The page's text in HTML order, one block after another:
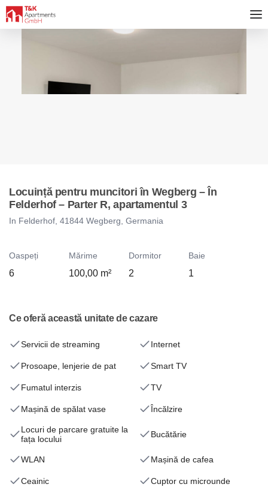
Locuință pentru muncitori în Wegberg – În
Felderhof – Parter R, apartamentul 3
In Felderhof, 41844 Wegberg, Germania
Oaspeți
6
Mărime
100,00 m²
Dormitor
2
Baie
1
Ce oferă această unitate de cazare
Servicii de streaming Internet
Prosoape, lenjerie de pat Smart TV
Fumatul interzis TV
Mașină de spălat vase Încălzire
Locuri de parcare gratuite la
fața locului
Bucătărie
WLAN Mașină de cafea
Ceainic Cuptor cu microunde